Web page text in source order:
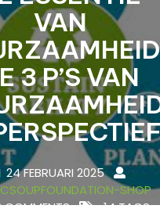
VAN
3 P’S VAN
24 FEBRUARI 2025
SHOP
14 TAGS